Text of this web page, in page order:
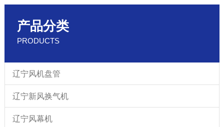
产品分类
PRODUCTS
辽宁风机盘管
辽宁新风换气机
辽宁风幕机